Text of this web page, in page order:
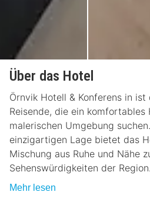
Über das Hotel
Örnvik Hotell & Konferens in
Reisende, die ein komfortables
malerischen Umgebung
einzigartigen Lage bietet das
Mischung aus Ruhe und Nähe
Sehenswürdigkeiten der Region.
Mehr lesen